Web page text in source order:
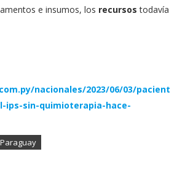
e insumos, los recursos todavía
nacionales/2023/06/03/pacient
ips-sin-quimioterapia-hace-